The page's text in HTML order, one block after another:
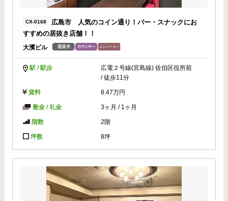
CX-0168
広島市 人気のコイン通り！バー・スナックにお
すすめの居抜き店舗！！
大濱ビル
駅 / 駅歩
広電２号線(宮島線) 佐伯区役所前
/ 徒歩11分
賃料 8.47万円
敷金 / 礼金 3ヶ月 / 1ヶ月
階数 2階
坪数 8坪